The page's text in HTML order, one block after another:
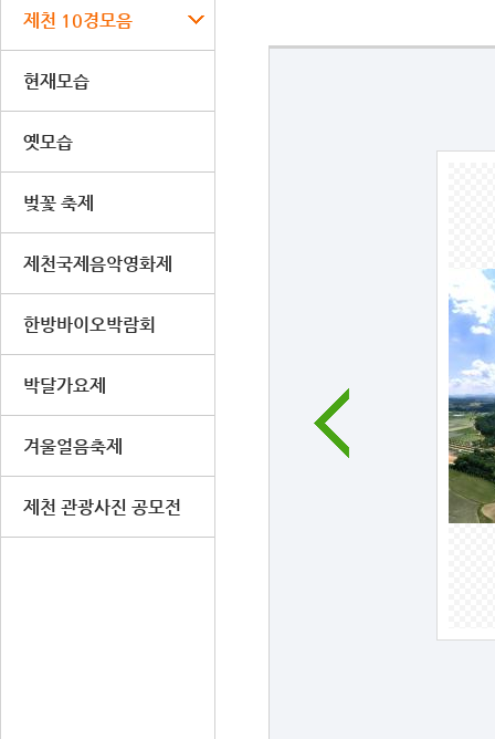
제천 10경모음
현재모습
옛모습
벚꽃 축제
제천국제음악영화제
한방바이오박람회
박달가요제
겨울얼음축제
제천 관광사진 공모전